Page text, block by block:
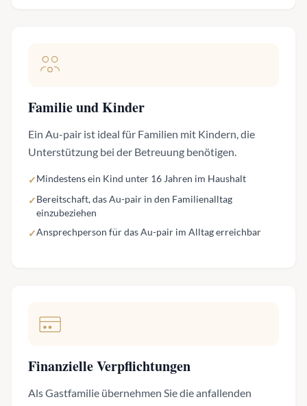
Familie und Kinder
Ein Au-pair ist ideal für Familien mit Kindern, die
Unterstützung bei der Betreuung benötigen.
✓Mindestens ein Kind unter 16 Jahren im Haushalt
✓Bereitschaft, das Au-pair in den Familienalltag
einzubeziehen
✓Ansprechperson für das Au-pair im Alltag erreichbar
Finanzielle Verpflichtungen
Als Gastfamilie übernehmen Sie die anfallenden